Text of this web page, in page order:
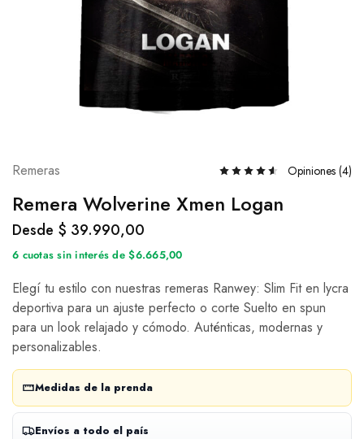
Remeras Opiniones (4)
Remera Wolverine Xmen Logan
Desde $ 39.990,00
6 cuotas sin interés de $6.665,00
Elegí tu estilo con nuestras remeras Ranwey: Slim Fit en lycra
deportiva para un ajuste perfecto o corte Suelto en spun
para un look relajado y cómodo. Auténticas, modernas y
personalizables.
Medidas de la prenda
Envíos a todo el país